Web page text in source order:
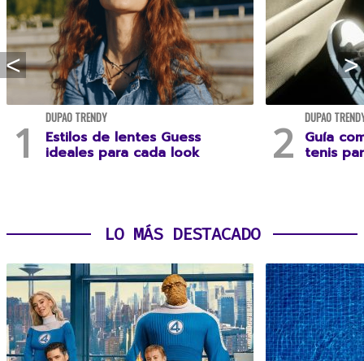
DUPAO TRENDY
Estilos de lentes Guess
ideales para cada look
DUPAO
Guía
tenis
LO MÁS DESTACADO